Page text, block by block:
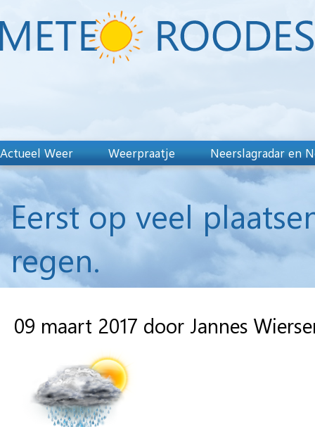
Actueel Weer Weerpraatje Neerslagradar en
Eerst op veel
regen.
09 maart 2017 door Jannes